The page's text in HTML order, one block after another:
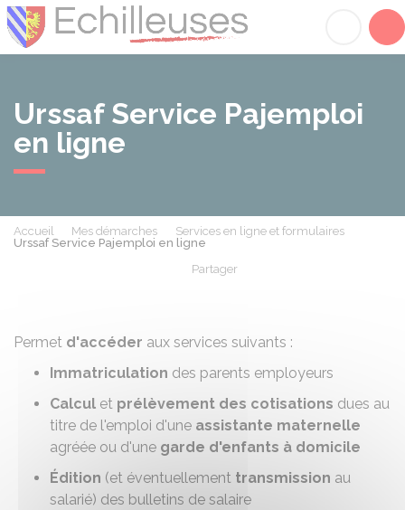
Urssaf Service Pajemploi
en ligne
Accueil Mes démarches
Services en ligne et formulaires
Urssaf Service Pajemploi en ligne
Partager
Permet d'accéder aux services suivants :
Immatriculation des parents employeurs
Calcul et prélèvement des cotisations dues au
titre de l'emploi d'une assistante maternelle
agréée ou d'une garde d'enfants à domicile
Édition (et éventuellement transmission au
salarié) des bulletins de salaire